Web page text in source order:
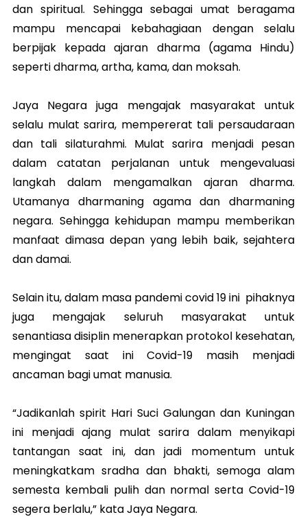
dan spiritual. Sehingga sebagai umat beragama
mampu mencapai kebahagiaan dengan selalu
berpijak kepada ajaran dharma (agama Hindu)
seperti dharma, artha, kama, dan moksah.
Jaya Negara juga mengajak masyarakat untuk
selalu mulat sarira, mempererat tali persaudaraan
dan tali silaturahmi. Mulat sarira menjadi pesan
dalam catatan perjalanan untuk mengevaluasi
langkah dalam mengamalkan ajaran dharma.
Utamanya dharmaning agama dan dharmaning
negara. Sehingga kehidupan mampu memberikan
manfaat dimasa depan yang lebih baik, sejahtera
dan damai.
Selain itu, dalam masa pandemi covid 19 ini pihaknya
juga mengajak seluruh masyarakat untuk
senantiasa disiplin menerapkan protokol kesehatan,
mengingat saat ini Covid-19 masih menjadi
ancaman bagi umat manusia.
“Jadikanlah spirit Hari Suci Galungan dan Kuningan
ini menjadi ajang mulat sarira dalam menyikapi
tantangan saat ini, dan jadi momentum untuk
meningkatkam sradha dan bhakti, semoga alam
semesta kembali pulih dan normal serta Covid-19
segera berlalu,” kata Jaya Negara.